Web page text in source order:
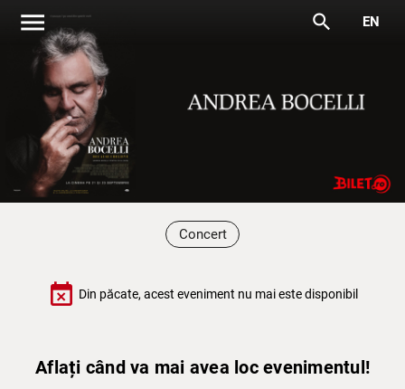
menu search EN
Concert
event_busy Din păcate, acest eveniment nu mai este disponibil
Aflați când va mai avea loc evenimentul!